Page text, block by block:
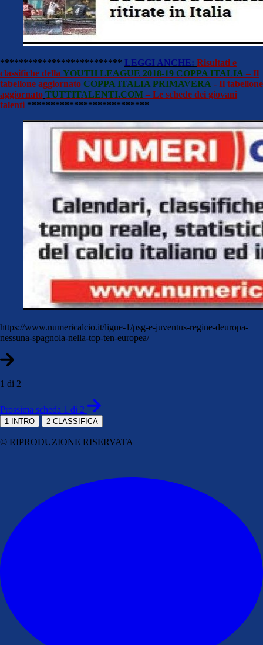
************************** LEGGI ANCHE: Risultati e
classifiche della YOUTH LEAGUE 2018-19 COPPA ITALIA – Il
tabellone aggiornato COPPA ITALIA PRIMAVERA - Il tabellone
aggiornato TUTTITALENTI.COM – Le schede dei giovani
talenti **************************
https://www.numericalcio.it/ligue-1/psg-e-juventus-regine-deuropa-
nessuna-spagnola-nella-top-ten-europea/
1 di 2
Prossima scheda 1 di 2
1 INTRO 2 CLASSIFICA
© RIPRODUZIONE RISERVATA